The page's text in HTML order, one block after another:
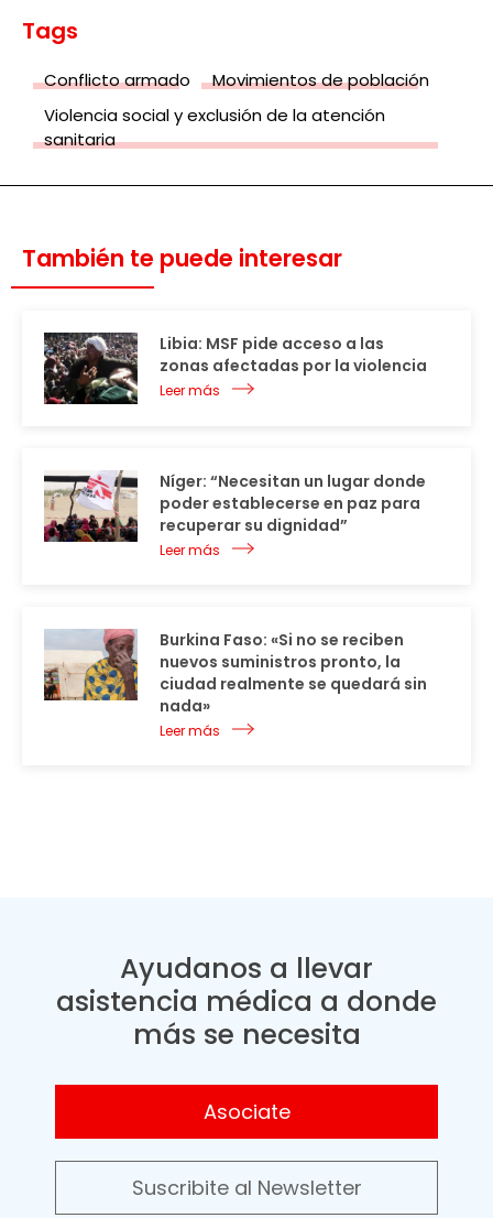
Tags
Conflicto armado
Movimientos de población
Violencia social y exclusión de la atención
sanitaria
También te puede interesar
Libia: MSF pide acceso a las
zonas afectadas por la violencia
Leer más
Níger: “Necesitan un lugar donde
poder establecerse en paz para
recuperar su dignidad”
Leer más
Burkina Faso: «Si no se reciben
nuevos suministros pronto, la
ciudad realmente se quedará sin
nada»
Leer más
Ayudanos a llevar
asistencia médica a donde
más se necesita
Asociate
Suscribite al Newsletter